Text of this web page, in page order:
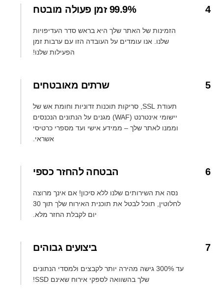
4 99.9% זמן פעולה מובטח
הזמינות של האתר שלך היא בראש סדר העדיפויות
שלנו. אנו עומדים על העובדה הזו עם ערבות זמן
הפעילות שלנו!
5 שרתים מאובטחים
תעודת SSL, סריקות תוכנות זדוניות וחומת אש של
יישומי אינטרנט (WAF) מגנים על הנתונים הנכנסים
וממנו לאתר שלך – ממידע אישי ועד מספרי כרטיסי
אשראי.
6 הבטחה להחזר כספי
נסה את השירותים שלנו ללא סיכון! אם אינך מרוצה
לחלוטין, תוכל לבטל את תוכנית האירוח שלך תוך 30
יום לקבלת החזר מלא.
7 ביצועים גבוהים
עד 300% גישה מהירה יותר לקבצים ולמסדי הנתונים
שלך בהשוואה לספקי אירוח שאינם SSD!